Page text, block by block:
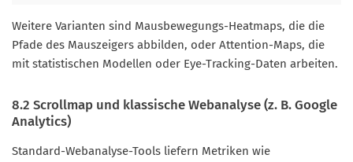
Weitere Varianten sind Mausbewegungs-Heatmaps, die die
Pfade des Mauszeigers abbilden, oder Attention-Maps, die
mit statistischen Modellen oder Eye-Tracking-Daten arbeiten.
8.2 Scrollmap und klassische Webanalyse (z. B. Google
Analytics)
Standard-Webanalyse-Tools liefern Metriken wie